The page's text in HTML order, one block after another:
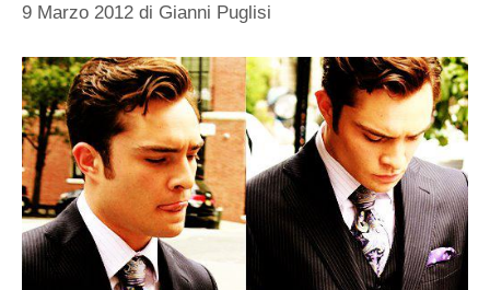
9 Marzo 2012 di Gianni Puglisi